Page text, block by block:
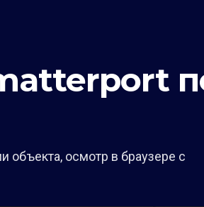
объекта, осмотр в браузере с